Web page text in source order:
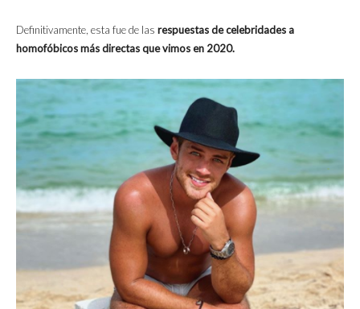
Definitivamente, esta fue de las respuestas de celebridades a
homofóbicos más directas que vimos en 2020.